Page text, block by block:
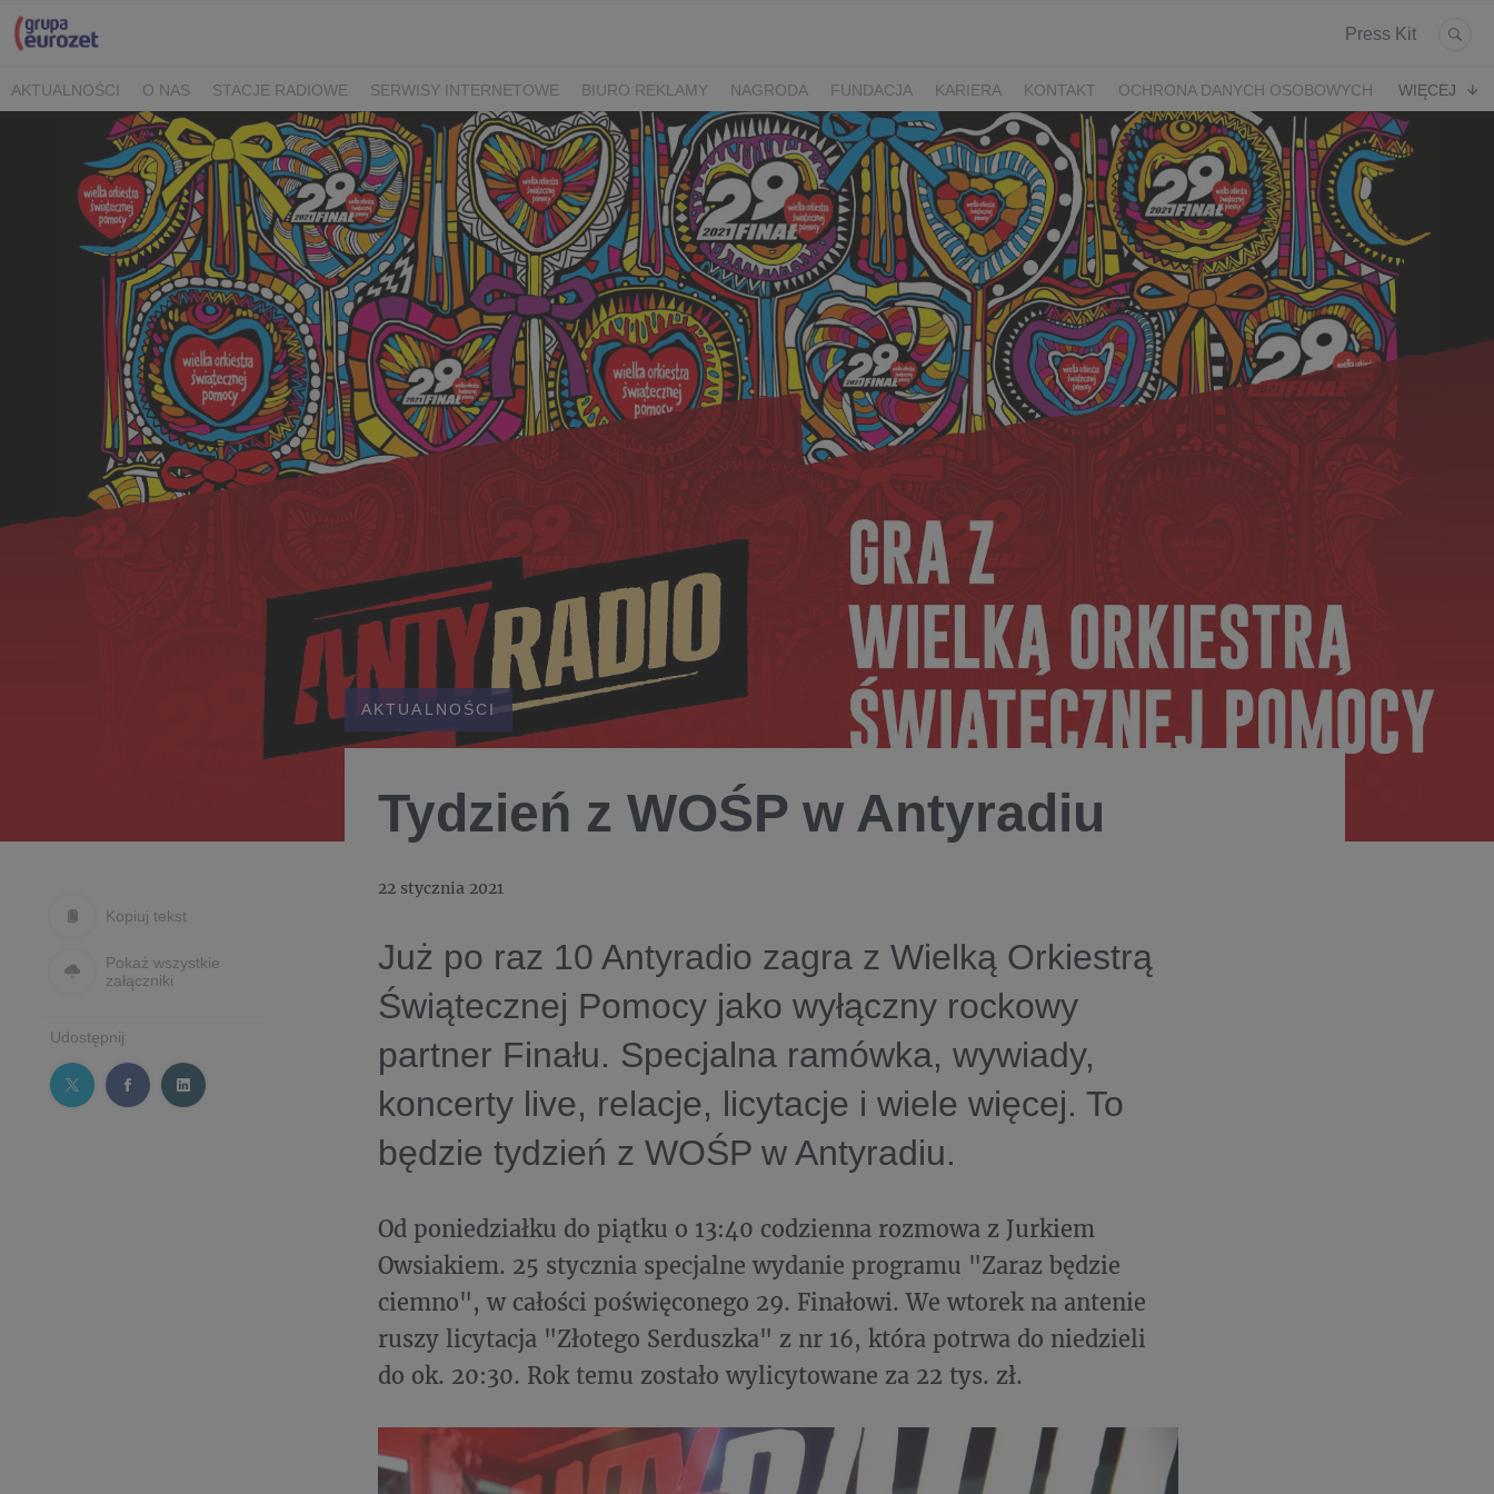
Press Kit
AKTUALNOŚCI O NAS STACJE RADIOWE SERWISY INTERNETOWE BIURO REKLAMY NAGRODA FUNDACJA KARIERA KONTAKT
OCHRONA DANYCH OSOBOWYCH
POLITYKA PRYWATNOŚCI
WIĘCEJ
Kopiuj tekst
Pokaż wszystkie
załączniki
Udostępnij
AKTUALNOŚCI
Tydzień z WOŚP w Antyradiu
22 stycznia 2021
Już po raz 10 Antyradio zagra z Wielką Orkiestrą
Świątecznej Pomocy jako wyłączny rockowy
partner Finału. Specjalna ramówka, wywiady,
koncerty live, relacje, licytacje i wiele więcej. To
będzie tydzień z WOŚP w Antyradiu.
Od poniedziałku do piątku o 13:40 codzienna rozmowa z Jurkiem
Owsiakiem. 25 stycznia specjalne wydanie programu "Zaraz będzie
ciemno", w całości poświęconego 29. Finałowi. We wtorek na antenie
ruszy licytacja "Złotego Serduszka" z nr 16, która potrwa do niedzieli
do ok. 20:30. Rok temu zostało wylicytowane za 22 tys. zł.